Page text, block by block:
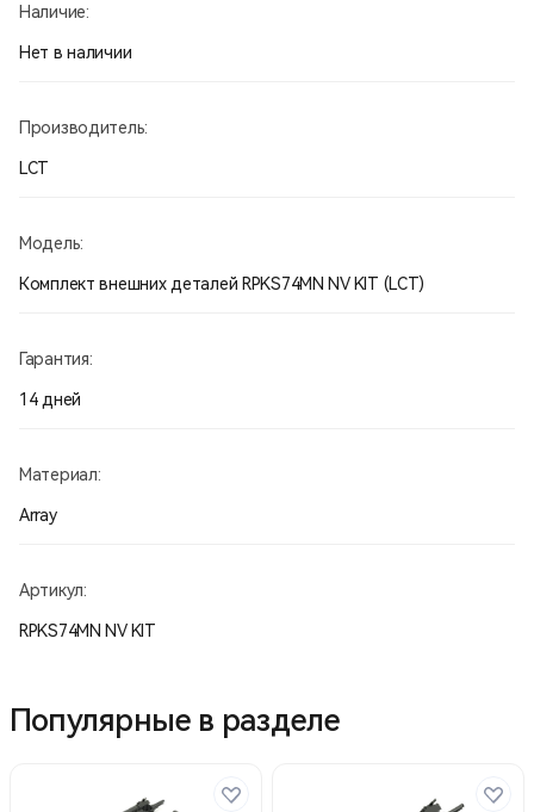
Наличие:
Нет в наличии
Производитель:
LCT
Модель:
Комплект внешних деталей RPKS74MN NV KIT (LCT)
Гарантия:
14 дней
Материал:
Array
Артикул:
RPKS74MN NV KIT
Популярные в разделе